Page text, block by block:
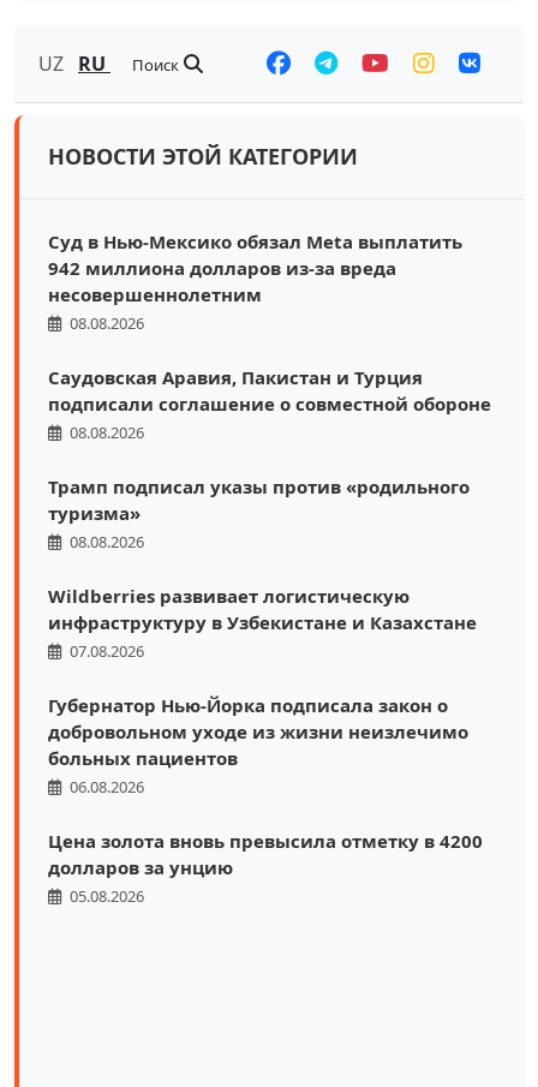
UZ RU Поиск
НОВОСТИ ЭТОЙ КАТЕГОРИИ
Суд в Нью-Мексико обязал Meta выплатить
942 миллиона долларов из-за вреда
несовершеннолетним
08.08.2026
Саудовская Аравия, Пакистан и Турция
подписали соглашение о совместной обороне
08.08.2026
Трамп подписал указы против «родильного
туризма»
08.08.2026
Wildberries развивает логистическую
инфраструктуру в Узбекистане и Казахстане
07.08.2026
Губернатор Нью-Йорка подписала закон о
добровольном уходе из жизни неизлечимо
больных пациентов
06.08.2026
Цена золота вновь превысила отметку в 4200
долларов за унцию
05.08.2026